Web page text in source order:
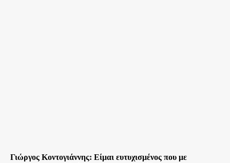
Γιώργος Κοντογιάννης: Είμαι ευτυχισμένος που με